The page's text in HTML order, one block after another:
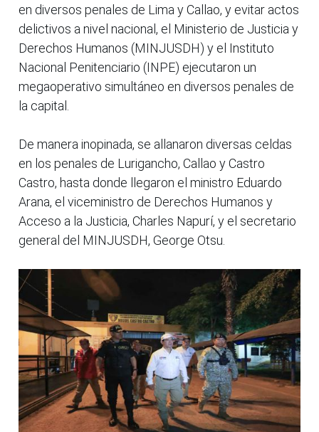
en diversos penales de Lima y Callao, y evitar actos
delictivos a nivel nacional, el Ministerio de Justicia y
Derechos Humanos (MINJUSDH) y el Instituto
Nacional Penitenciario (INPE) ejecutaron un
megaoperativo simultáneo en diversos penales de
la capital.
De manera inopinada, se allanaron diversas celdas
en los penales de Lurigancho, Callao y Castro
Castro, hasta donde llegaron el ministro Eduardo
Arana, el viceministro de Derechos Humanos y
Acceso a la Justicia, Charles Napurí, y el secretario
general del MINJUSDH, George Otsu.